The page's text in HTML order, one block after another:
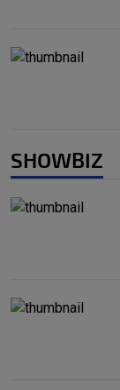
SHOWBIZ